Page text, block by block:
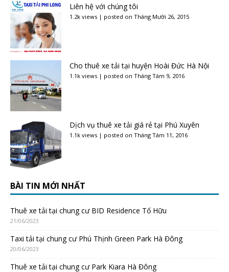
Liên hệ với chúng tôi
1.2k views | posted on Tháng Mười 26, 2015
Cho thuê xe tải tại huyện Hoài Đức Hà Nội
1.1k views | posted on Tháng Tám 9, 2016
Dịch vụ thuê xe tải giá rẻ tại Phú Xuyên
1.1k views | posted on Tháng Tám 11, 2016
BÀI TIN MỚI NHẤT
Thuê xe tải tại chung cư BID Residence Tố Hữu
21/06/2023
Taxi tải tại chung cư Phú Thịnh Green Park Hà Đông
20/06/2023
Thuê xe tải tại chung cư Park Kiara Hà Đông